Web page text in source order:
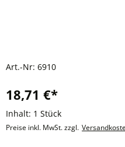
Art.-Nr: 6910
18,71 €*
Inhalt: 1 Stück
Preise inkl. MwSt. zzgl.